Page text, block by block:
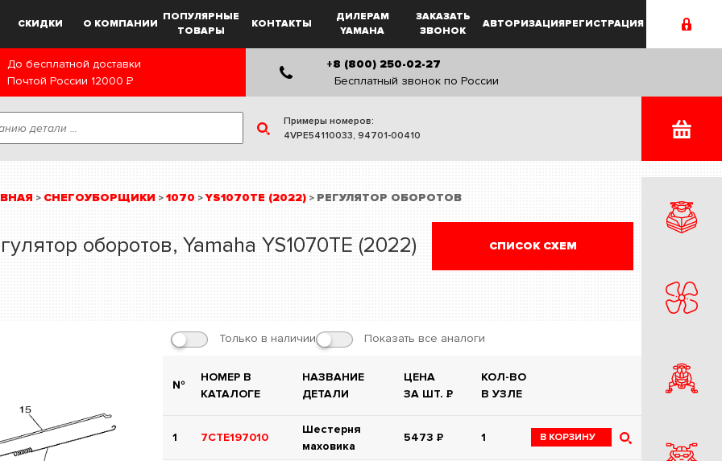
СКИДКИ О КОМПАНИИ
ПОПУЛЯРНЫЕ
ТОВАРЫ
КОНТАКТЫ
ДИЛЕРАМ
YAMAHA
ЗАКАЗАТЬ
ЗВОНОК
АВТОРИЗАЦИЯРЕГИСТРАЦИЯ
До бесплатной доставки
Почтой России 12000 Р
+8 (800) 250-02-27
Бесплатный звонок по России
Примеры номеров:
4VPE54110033, 94701-00410
> СНЕГОУБОРЩИКИ > 1070 >YS1070TE (2022) > РЕГУЛЯТОР ОБОРОТОВ
оборотов, Yamaha YS1070TE (2022) СПИСОК СХЕМ
Только в наличии Показать все аналоги
№
НОМЕР В
КАТАЛОГЕ
НАЗВАНИЕ
ДЕТАЛИ
ЦЕНА
ЗА ШТ. Р
КОЛ-ВО
В УЗЛЕ
1 7CTE197010
Шестерня
маховика
5473 Р 1 В КОРЗИНУ